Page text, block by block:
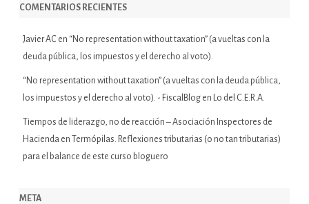
COMENTARIOS RECIENTES
Javier AC en “No representation without taxation” (a vueltas con la
deuda pública, los impuestos y el derecho al voto).
“No representation without taxation” (a vueltas con la deuda pública,
los impuestos y el derecho al voto). - FiscalBlog en Lo del C.E.R.A.
Tiempos de liderazgo, no de reacción – Asociación Inspectores de
Hacienda en
Termópilas. Reflexiones tributarias (o no tan tributarias)
para el balance de este curso bloguero
META